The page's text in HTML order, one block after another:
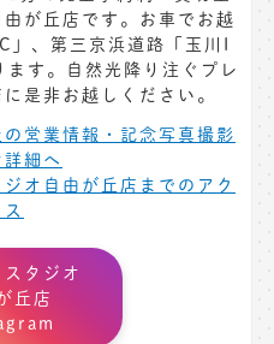
が丘店です。お車でお越
」、第三京浜道路「玉川I
す。自然光降り注ぐプレ
是非お越しください。
営業情報・記念写真撮影
細へ
オ自由が丘店までのアク
タジオ
丘店